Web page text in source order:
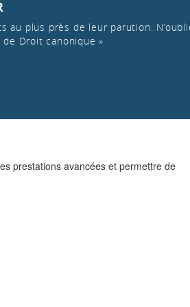
prestations avancées et permettre de
plus près de leur parution.
Droit canonique »